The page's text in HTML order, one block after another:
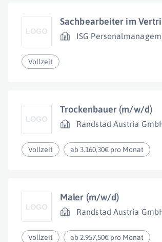
Sachbearbeiter im
ISG
Vollzeit
Trockenbauer (m/w/d)
Randstad Austria
Vollzeit ab 3.160,30€ pro Monat
Maler (m/w/d)
Randstad Austria
Vollzeit ab 2.957,50€ pro Monat